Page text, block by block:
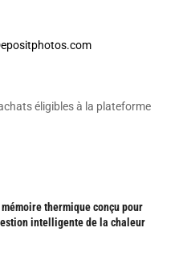
éligibles à la plateforme
thermique conçu pour
intelligente de la chaleur